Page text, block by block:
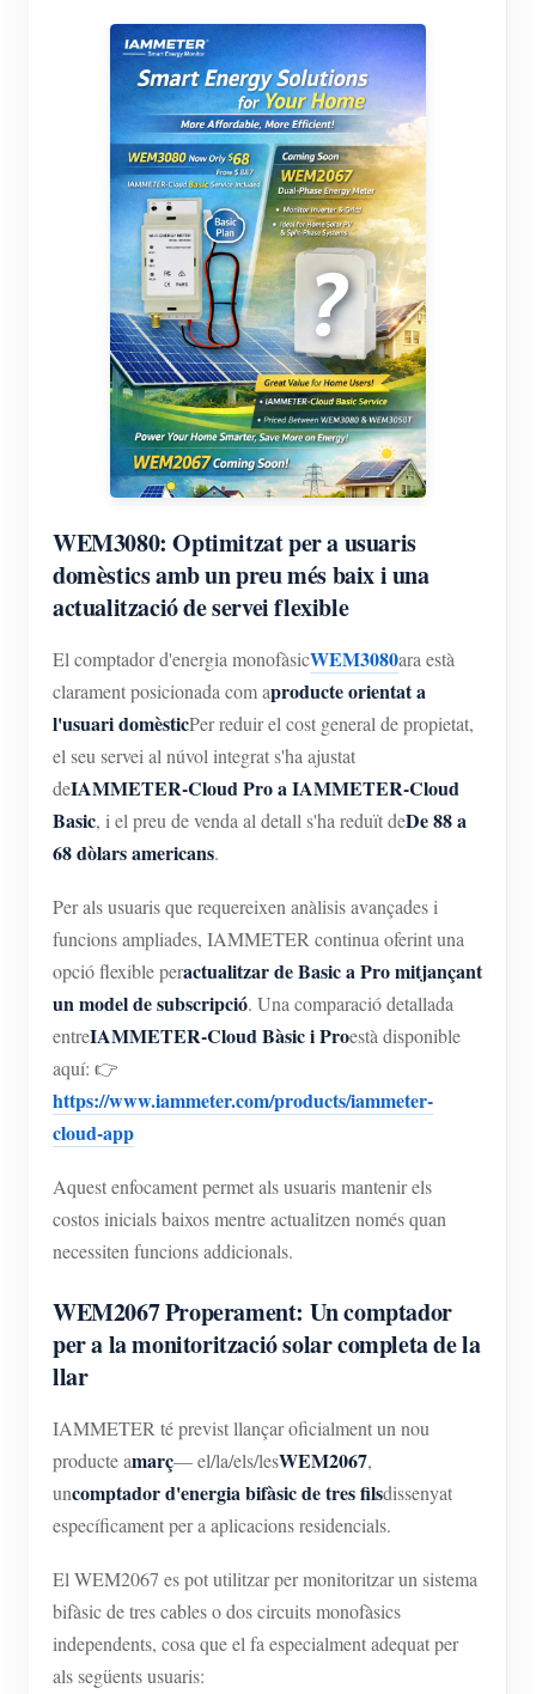
Sistema de control de l'escalfador fotovoltaic
Domòtica
Monitorització energètica de fàbrica
Inici ràpid del producte
Document
Vídeo tutorial
Preguntes freqüents
Notícies
Blocs
Comunitat
Programa de col·laboradors
Contribució de contingut
Contribució tècnica
Punts de recompensa
fòrum
Desenvolupador
Explora
Programa de recompenses
Contacte
Sobre nosaltres
WEM3080: Optimitzat per a usuaris
domèstics amb un preu més baix i una
actualització de servei flexible
El comptador d'energia monofàsicWEM3080ara està
clarament posicionada com aproducte orientat a
l'usuari domèsticPer reduir el cost general de propietat,
el seu servei al núvol integrat s'ha ajustat
deIAMMETER-Cloud Pro a IAMMETER-Cloud
Basic, i el preu de venda al detall s'ha reduït deDe 88 a
68 dòlars americans.
Per als usuaris que requereixen anàlisis avançades i
funcions ampliades, IAMMETER continua oferint una
opció flexible peractualitzar de Basic a Pro mitjançant
un model de subscripció. Una comparació detallada
entreIAMMETER-Cloud Bàsic i Proestà disponible
aquí: 👉
https://www.iammeter.com/products/iammeter-
cloud-app
Aquest enfocament permet als usuaris mantenir els
costos inicials baixos mentre actualitzen només quan
necessiten funcions addicionals.
WEM2067 Properament: Un comptador
per a la monitorització solar completa de la
llar
IAMMETER té previst llançar oficialment un nou
producte amarç— el/la/els/lesWEM2067,
uncomptador d'energia bifàsic de tres filsdissenyat
específicament per a aplicacions residencials.
El WEM2067 es pot utilitzar per monitoritzar un sistema
bifàsic de tres cables o dos circuits monofàsics
independents, cosa que el fa especialment adequat per
als següents usuaris: